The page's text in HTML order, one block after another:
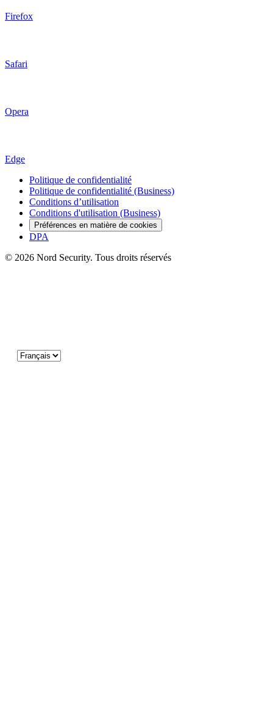
Firefox
Safari
Opera
Edge
Politique de confidentialité
Politique de confidentialité (Business)
Conditions d’utilisation
Conditions d'utilisation (Business)
Préférences en matière de cookies
DPA
© 2026 Nord Security. Tous droits réservés